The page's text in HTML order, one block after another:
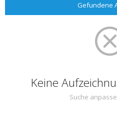
Gefundene
Keine
Suche